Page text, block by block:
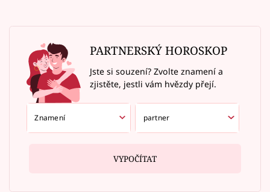
PARTNERSKÝ HOROSKOP
Jste si souzení? Zvolte znamení a
zjistěte, jestli vám hvězdy přejí.
VYPOČÍTAT